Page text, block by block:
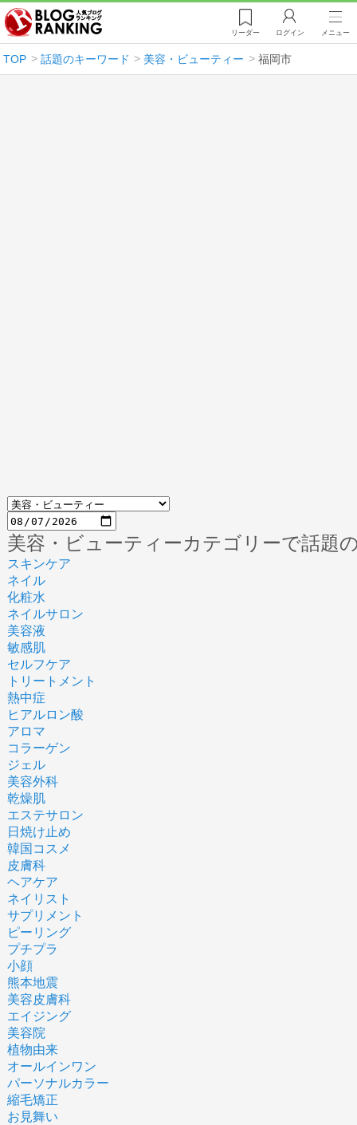
リーダー ログイン メニュー
TOP 話題のキーワード 美容・ビューティー 福岡市
美容・ビューティーカテゴリーで話題
スキンケア
ネイル
化粧水
ネイルサロン
美容液
敏感肌
セルフケア
トリートメント
熱中症
ヒアルロン酸
アロマ
コラーゲン
ジェル
美容外科
乾燥肌
エステサロン
日焼け止め
韓国コスメ
皮膚科
ヘアケア
ネイリスト
サプリメント
ピーリング
プチプラ
小顔
熊本地震
美容皮膚科
エイジング
美容院
植物由来
オールインワン
パーソナルカラー
縮毛矯正
お見舞い